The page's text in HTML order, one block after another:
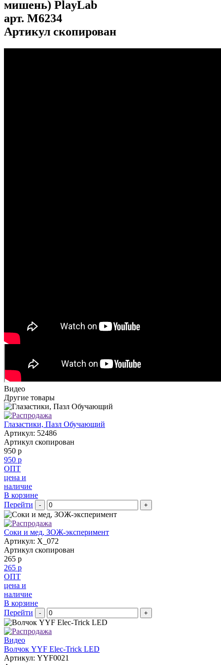
мишень) PlayLab
арт. M6234
Артикул скопирован
Видео
Другие товары
Глазастики, Пазл Обучающий
Артикул: 52486
Артикул скопирован
950 р
950 р
ОПТ
цена и
наличие
В корзине
Перейти
- +
Соки и мед, ЗОЖ-эксперимент
Артикул: X_072
Артикул скопирован
265 р
265 р
ОПТ
цена и
наличие
В корзине
Перейти
- +
Видео
Волчок YYF Elec-Trick LED
Артикул: YYF0021